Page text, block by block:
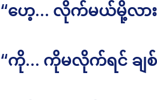
“ဟေ့… လိုက်မယ်မို့လား
“ကို… ကိုမလိုက်ရင် ချစ်